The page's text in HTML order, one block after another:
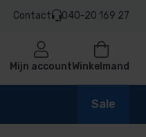
Contact 040-20 169 27
Mijn accountWinkelmand
Sale